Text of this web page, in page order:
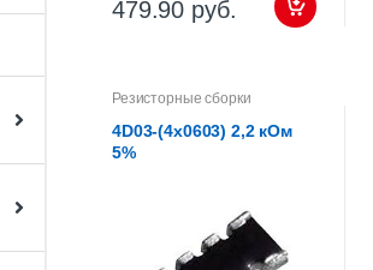
479.90 руб.
Резисторные сборки
4D03-(4х0603) 2,2 кОм
5%